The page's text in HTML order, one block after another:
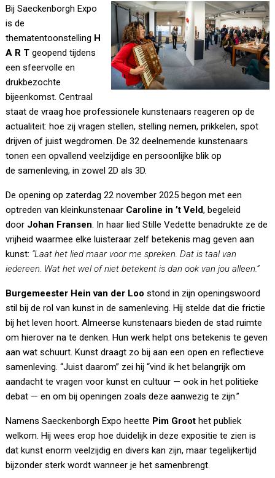
Bij Saeckenborgh Expo
is de
thematentoonstelling H
A R T geopend tijdens
een sfeervolle en
drukbezochte
bijeenkomst. Centraal
staat de vraag hoe professionele kunstenaars reageren op de
actualiteit: hoe zij vragen stellen, stelling nemen, prikkelen, spot
drijven of juist wegdromen. De 32 deelnemende kunstenaars
tonen een opvallend veelzijdige en persoonlijke blik op
de samenleving, in zowel 2D als 3D.
De opening op zaterdag 22 november 2025 begon met een
optreden van kleinkunstenaar Caroline in ’t Veld, begeleid
door Johan Fransen. In haar lied Stille Vedette benadrukte ze de
vrijheid waarmee elke luisteraar zelf betekenis mag geven aan
kunst: “Laat het lied maar voor me spreken. Dat is taal van
iedereen. Wat het wel of niet betekent is dan ook van jou alleen.”
Burgemeester Hein van der Loo stond in zijn openingswoord
stil bij de rol van kunst in de samenleving. Hij stelde dat die frictie
bij het leven hoort. Almeerse kunstenaars bieden de stad ruimte
om hierover na te denken. Hun werk helpt ons betekenis te geven
aan wat schuurt. Kunst draagt zo bij aan een open en reflectieve
samenleving. “Juist daarom” zei hij “vind ik het belangrijk om
aandacht te vragen voor kunst en cultuur — ook in het politieke
debat — en om bij openingen zoals deze aanwezig te zijn.”
Namens Saeckenborgh Expo heette Pim Groot het publiek
welkom. Hij wees erop hoe duidelijk in deze expositie te zien is
dat kunst enorm veelzijdig en divers kan zijn, maar tegelijkertijd
bijzonder sterk wordt wanneer je het samenbrengt.